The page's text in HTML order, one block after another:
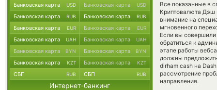
Все показанные в
Криптовалюта Дэш
внимание на
мгновенного
Если вы
обратиться к
этапе работы
должны
dirham cash на
рассмотрение
направления.
Банковская карта USD Банковская карта USD
Банковская карта RUB Банковская карта RUB
Банковская карта EUR Банковская карта EUR
Банковская карта UAH Банковская карта UAH
Банковская карта BYN Банковская карта BYN
Банковская карта KZT Банковская карта KZT
СБП RUB СБП RUB
Интернет-банкинг